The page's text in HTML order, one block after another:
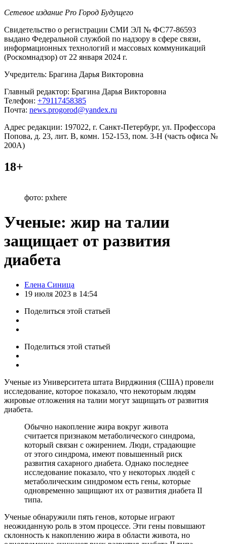
Сетевое издание Pro Город Будущего
Свидетельство о регистрации СМИ ЭЛ № ФС77-86593
выдано Федеральной службой по надзору в сфере связи,
информационных технологий и массовых коммуникаций
(Роскомнадзор) от 22 января 2024 г.
Учредитель: Брагина Дарья Викторовна
Главный редактор: Брагина Дарья Викторовна
Телефон: +79117458385
Почта: news.progorod@yandex.ru
Адрес редакции: 197022, г. Санкт-Петербург, ул. Профессора
Попова, д. 23, лит. В, комн. 152-153, пом. 3-Н (часть офиса №
200А)
18+
фото: pxhere
Ученые: жир на талии
защищает от развития
диабета
Posted
by
Елена Синица
19 июля 2023 в 14:54
Поделиться этой статьей
Поделиться этой статьей
Ученые из Университета штата Вирджиния (США) провели
исследование, которое показало, что некоторым людям
жировые отложения на талии могут защищать от развития
диабета.
Обычно накопление жира вокруг живота
считается признаком метаболического синдрома,
который связан с ожирением. Люди, страдающие
от этого синдрома, имеют повышенный риск
развития сахарного диабета. Однако последнее
исследование показало, что у некоторых людей с
метаболическим синдромом есть гены, которые
одновременно защищают их от развития диабета II
типа.
Ученые обнаружили пять генов, которые играют
неожиданную роль в этом процессе. Эти гены повышают
склонность к накоплению жира в области живота, но